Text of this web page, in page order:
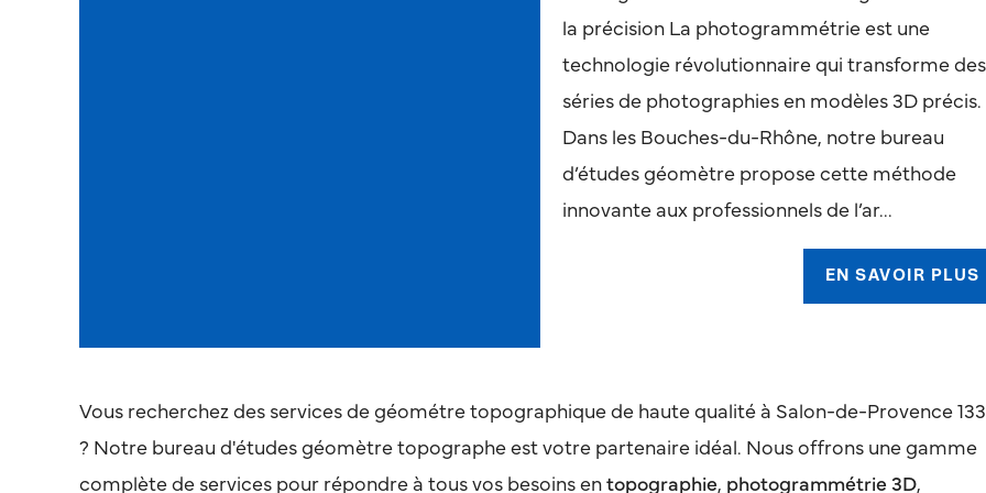
la précision La photogrammétrie est une
technologie révolutionnaire qui transforme des
séries de photographies en modèles 3D précis.
Dans les Bouches-du-Rhône, notre bureau
d’études géomètre propose cette méthode
innovante aux professionnels de l’ar...
EN SAVOIR PLUS
Vous recherchez des services de géométre topographique de haute qualité à Salon-de-Provence
? Notre bureau d'études géomètre topographe est votre partenaire idéal. Nous offrons une gamme
complète de services pour répondre à tous vos besoins entopographie, photogrammétrie 3D,